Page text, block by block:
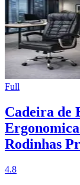
Full
Cadeira
Rodinhas
4.8